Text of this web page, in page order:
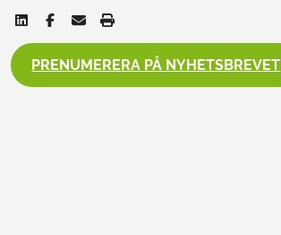
PRENUMERERA PÅ NYHETSBREVET